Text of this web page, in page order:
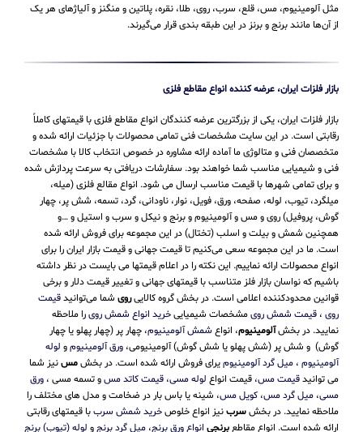
مثل آلومینیوم، مس، قلع، سرب، روی، طلا، نقره، پلاتین و منگنز و آلیاژهای هر یک
از آن‌ها مانند برنج و برنز در این طبقه‌ بندی قرار می‌‌گیرند.
بازار فلزات ایران، عرضه کننده انواع مقاطع فلزی
بازار فلزات ایران، یکی از بزرگترین عرضه کنندگان انواع مقاطع فلزی با قیمتهای کاملاً
رقابتی است. در این سایت مشخصات فنی تمامی محصولات با جزئیات ارائه شده و
متخصصان فنی و متالوژی ما آماده ارائه مشاوره در خصوص انتخاب کالا با مشخصات
فنی و شیمیایی مناسب شما خواهند بود. سفارشات دریافتی به سرعت پردازش شده
و برای تمامی شهرها با قیمت مناسب ارسال می شود. انواع مقالع فلزی (میله،
میلگرد، تیوب، لوله، صفحه، ورق، فویل، نوار، ناودانی، گرد، تسمه، شش پر، چهار
گوش، پروفیل) روی و مس و آلومینیوم و برنج و نیکل و سرب و استیل و …و
همچنین شمش و بیلت و اسلب (تختال) در این مجموعه برای فروش ارائه شده
است. ما در این مجموعه سعی می‌کنیم تا قیمت جهانی و قیمت بازار ایران را برای
انواع محصولات ارائه نماییم. این نکته را در اعلام قیمتها می بایست در نظر داشته
باشیم که نواسان بازار فلز متناسب با قیمتهای جهانی و تغییر قیمت دلار و برخی
قوانین محدودکننده اعلامی است. در بخش گروه کالاییروی شما می‌توانیدقیمت
روی ، قیمت شمش رویمشخصات شیمیاییخرید انواع شمش رویرا ملاحظه
نمایید. در بخشآلومینیوم، انواع شمش آلومینیوم، چهار پر (چهار پهلو یا چهار
گوش) و شش پر (شش پهلو یا شش گوش) آلومینیومی، ورق آلومینیومو لوله
آلومینیوم ، میل گرد آلومینیومیرای فروش ارائه شده است. در بخشمسنیز شما
می توانیدقیمت مس، قیمت انواع لوله مسی، قیمت کاتد مسو تسمه مسی ، ورق
مسی، میل گرد مس، کویل مس، شینه یا باس بار در ضخامت و مدل های مختلف را
ملاحظه نمایید. در بخشسربنیز انواع خلوصخرید شمش سرببا قیمتهای رقابتی
ارائه شده است. انواع مقاطعبرنجی انواع ورق برنج، میل گرد برنجو لوله (تیوب) برنج